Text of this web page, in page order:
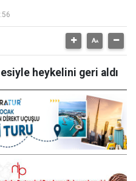
heykelini geri aldı